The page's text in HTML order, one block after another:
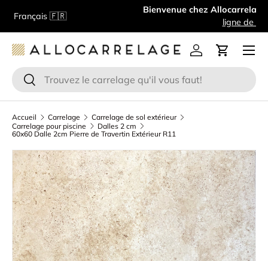
Aller au contenu
Bienvenue chez Allocarrelage! Spécialiste de la vente en
Recherche
Rechercher
Se connecter
Panier
Menu
Accueil Carrelage
Carrelage de sol extérieur
Carrelage pour piscine
Dalles 2 cm
60x60 Dalle 2cm Pierre de Travertin Extérieur R11